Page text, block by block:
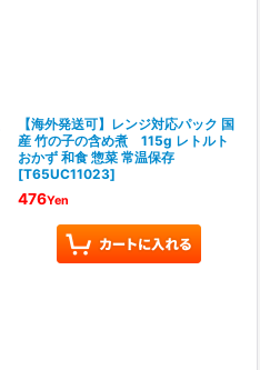
【海外発送可】レンジ対応パック 国
産 竹の子の含め煮 115g レトルト
おかず 和食 惣菜 常温保存
[T65UC11023]
476Yen